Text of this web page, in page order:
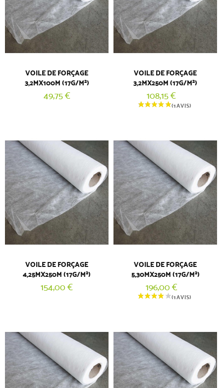
(3 AVIS)
VOILE DE FORÇAGE
3,2MX100M (17G/M²)
49,75 €
VOILE DE FORÇAGE
3,2MX250M (17G/M²)
108,15 €
VOILE DE FORÇAGE
4,25MX250M (17G/M²)
154,00 €
VOILE DE FORÇAGE
5,30MX250M (17G/M²)
196,00 €